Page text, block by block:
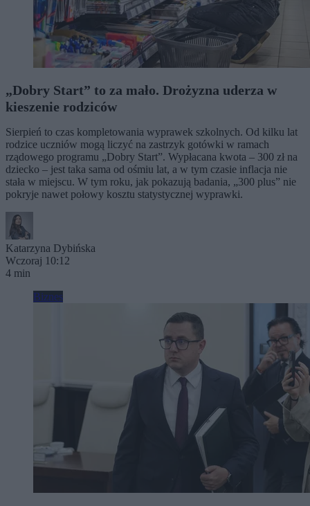
„Dobry Start” to za mało. Drożyzna uderza w
kieszenie rodziców
Sierpień to czas kompletowania wyprawek szkolnych. Od kilku lat
rodzice uczniów mogą liczyć na zastrzyk gotówki w ramach
rządowego programu „Dobry Start”. Wypłacana kwota – 300 zł na
dziecko – jest taka sama od ośmiu lat, a w tym czasie inflacja nie
stała w miejscu. W tym roku, jak pokazują badania, „300 plus” nie
pokryje nawet połowy kosztu statystycznej wyprawki.
Katarzyna Dybińska
Wczoraj 10:12
4 min
Biznes